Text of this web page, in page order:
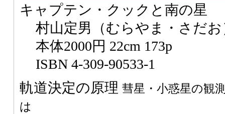
キャプテン・クックと南の星
村山定男（むらやま・さだ
本体2000円 22cm 173p
ISBN 4-309-90533-1
軌道決定の原理 彗星・小惑星の観
は